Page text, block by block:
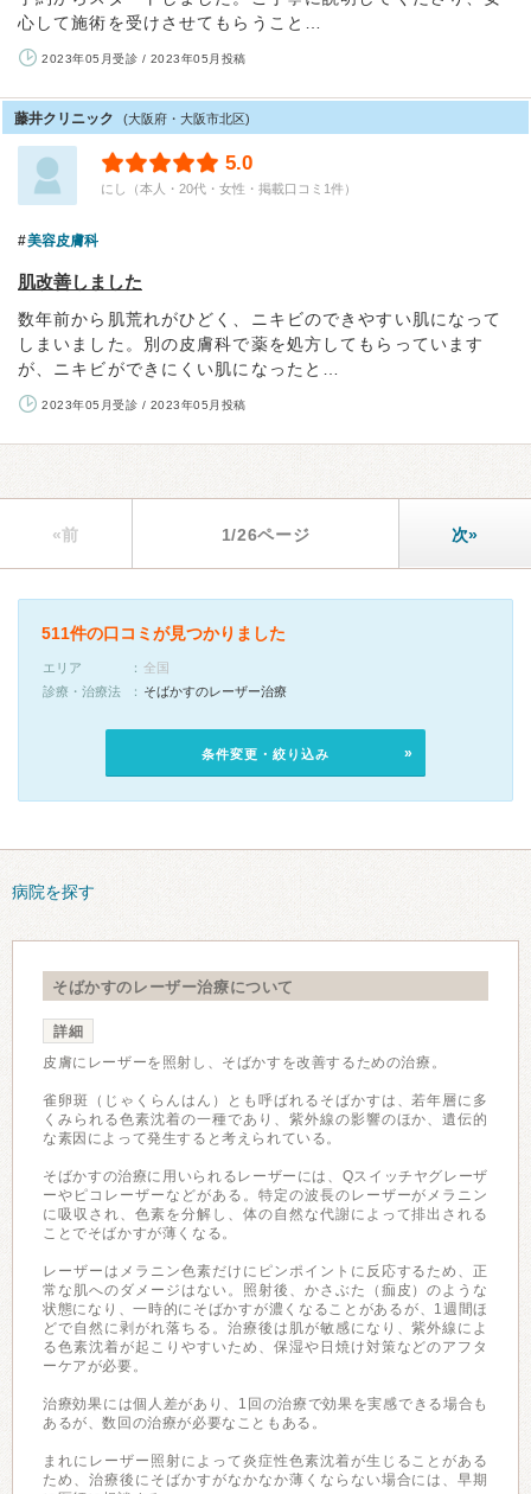
心して施術を受けさせてもらうこと…
2023年05月受診 / 2023年05月投稿
藤井クリニック (大阪府・大阪市北区)
5.0
にし（本人・20代・女性・掲載口コミ1件）
美容皮膚科
肌改善しました
数年前から肌荒れがひどく、ニキビのできやすい肌になって
しまいました。別の皮膚科で薬を処方してもらっています
が、ニキビができにくい肌になったと…
2023年05月受診 / 2023年05月投稿
«前 1/26ページ 次»
511件の口コミが見つかりました
エリア
全国
診療・治療法
そばかすのレーザー治療
条件変更・絞り込み
病院を探す
そばかすのレーザー治療について
詳細
皮膚にレーザーを照射し、そばかすを改善するための治療。
雀卵斑（じゃくらんはん）とも呼ばれるそばかすは、若年層に多
くみられる色素沈着の一種であり、紫外線の影響のほか、遺伝的
な素因によって発生すると考えられている。
そばかすの治療に用いられるレーザーには、Qスイッチヤグレーザ
ーやピコレーザーなどがある。特定の波長のレーザーがメラニン
に吸収され、色素を分解し、体の自然な代謝によって排出される
ことでそばかすが薄くなる。
レーザーはメラニン色素だけにピンポイントに反応するため、正
常な肌へのダメージはない。照射後、かさぶた（痂皮）のような
状態になり、一時的にそばかすが濃くなることがあるが、1週間ほ
どで自然に剥がれ落ちる。治療後は肌が敏感になり、紫外線によ
る色素沈着が起こりやすいため、保湿や日焼け対策などのアフタ
ーケアが必要。
治療効果には個人差があり、1回の治療で効果を実感できる場合も
あるが、数回の治療が必要なこともある。
まれにレーザー照射によって炎症性色素沈着が生じることがある
ため、治療後にそばかすがなかなか薄くならない場合には、早期